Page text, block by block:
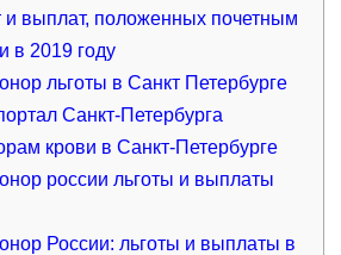
и выплат, положенных почетным
в 2019 году
льготы в Санкт Петербурге
Санкт-Петербурга
крови в Санкт-Петербурге
россии льготы и выплаты
России: льготы и выплаты в